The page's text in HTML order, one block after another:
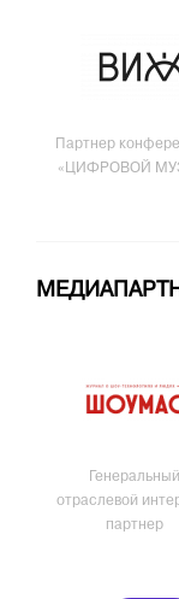
Партнер
«ЦИФРОВОЙ
Генеральный
отраслевой
партнер